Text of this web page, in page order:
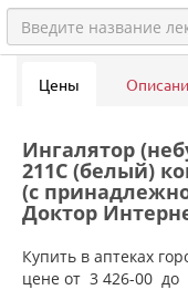
Цены
Ингалятор
211C (белый)
(с
Доктор
Лтд.( Little
в аптеках
Михайловска
Купить в аптеках
цене от 3 426-00 до